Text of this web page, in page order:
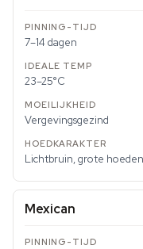
7–14 dagen
23–25°C
Vergevingsgezind
Lichtbruin, grote hoeden
Mexican